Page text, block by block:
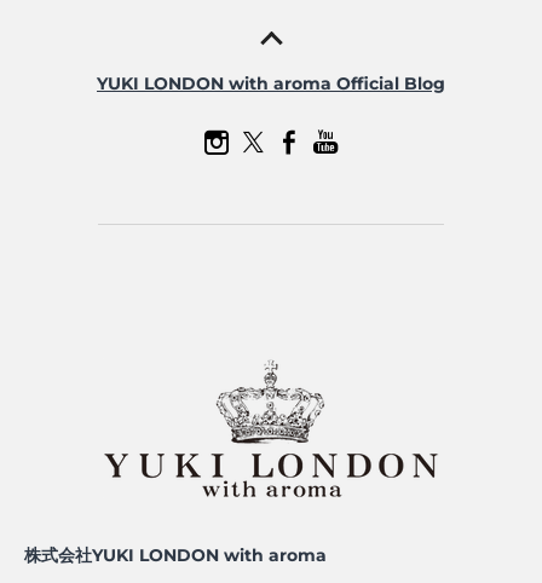
YUKI LONDON with aroma Official Blog
株式会社YUKI LONDON with aroma